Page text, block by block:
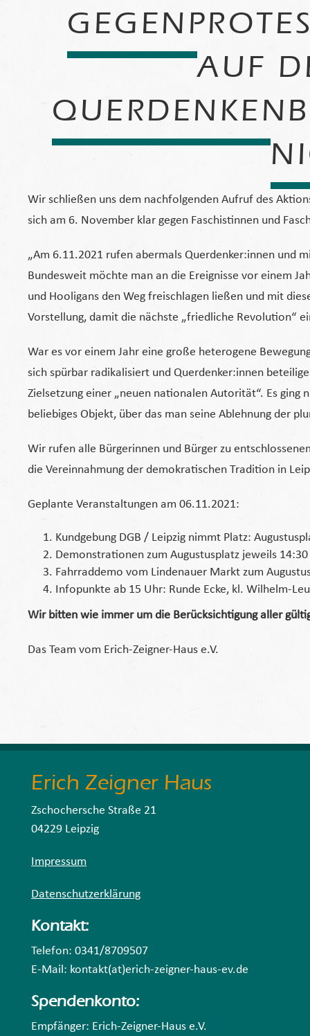
AUF
Wir schließen uns dem nachfolgenden Aufruf des
sich am 6. November klar gegen Faschistinnen und
„Am 6.11.2021 rufen abermals Querdenker:innen und
Bundesweit möchte man an die Ereignisse vor einem
und Hooligans den Weg freischlagen ließen und mit
Vorstellung, damit die nächste „friedliche Revolution“
War es vor einem Jahr eine große heterogene
sich spürbar radikalisiert und Querdenker:innen
Zielsetzung einer „neuen nationalen Autorität“. Es
beliebiges Objekt, über das man seine Ablehnung der
Wir rufen alle Bürgerinnen und Bürger zu
die Vereinnahmung der demokratischen Tradition in
Geplante Veranstaltungen am 06.11.2021:
Kundgebung DGB / Leipzig nimmt Platz:
Demonstrationen zum Augustusplatz jeweils
Fahrraddemo vom Lindenauer Markt zum
Infopunkte ab 15 Uhr: Runde Ecke, kl. Wilhelm-
Wir bitten wie immer um die Berücksichtigung aller
Das Team vom Erich-Zeigner-Haus e.V.
Erich Zeigner Haus
Zschochersche Straße 21
04229 Leipzig
Impressum
Datenschutzerklärung
Kontakt:
Telefon: 0341/8709507
E-Mail: kontakt(at)erich-zeigner-haus-ev.de
Spendenkonto:
Empfänger: Erich-Zeigner-Haus e.V.